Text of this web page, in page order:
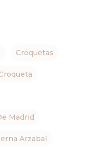
Croquetas
Madrid
Arzabal
Música
Gastro